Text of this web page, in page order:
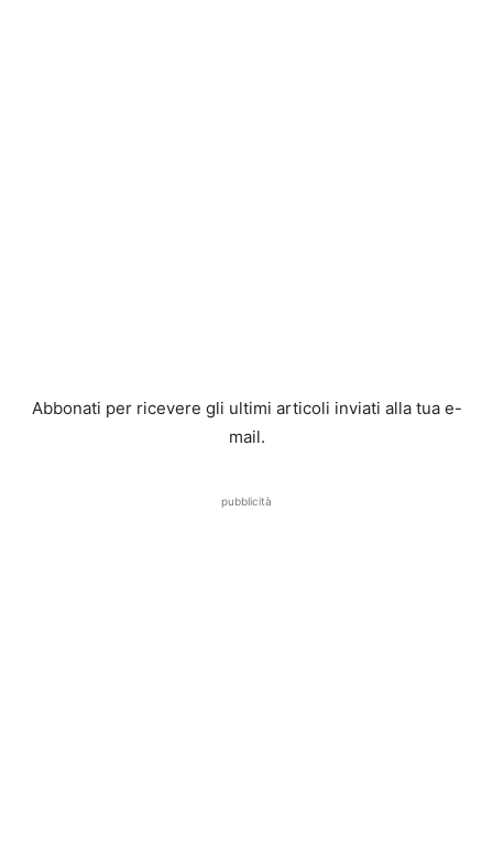
Abbonati per ricevere gli ultimi articoli inviati alla tua e-
mail.
pubblicità